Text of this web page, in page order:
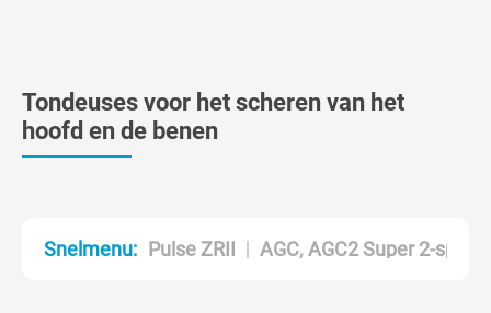
Tondeuses voor het scheren van het
hoofd en de benen
Snelmenu: Pulse ZRII AGC, AGC2 Super 2-